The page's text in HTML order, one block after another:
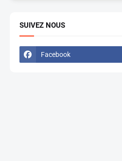
SUIVEZ NOUS
Facebook